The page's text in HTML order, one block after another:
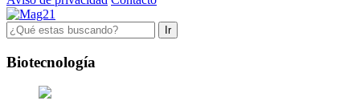
Ir
Biotecnología